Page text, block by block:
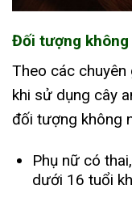
Đối tượng không
Theo các
khi sử dụng cây
đối tượng không
Phụ nữ có
dưới 16 tuổi